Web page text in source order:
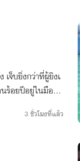
เจ็บยิ่งกว่าที่ผู้ยิงเ
อยปีอยู่ในมือหา
3 ชั่วโมงที่แล้ว